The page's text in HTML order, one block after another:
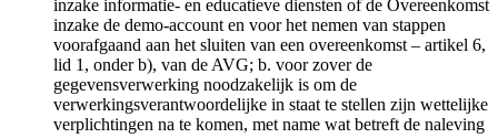
inzake informatie- en educatieve diensten of de Overeenkomst
inzake de demo-account en voor het nemen van stappen
voorafgaand aan het sluiten van een overeenkomst – artikel 6,
lid 1, onder b), van de AVG; b. voor zover de
gegevensverwerking noodzakelijk is om de
verwerkingsverantwoordelijke in staat te stellen zijn wettelijke
verplichtingen na te komen, met name wat betreft de naleving